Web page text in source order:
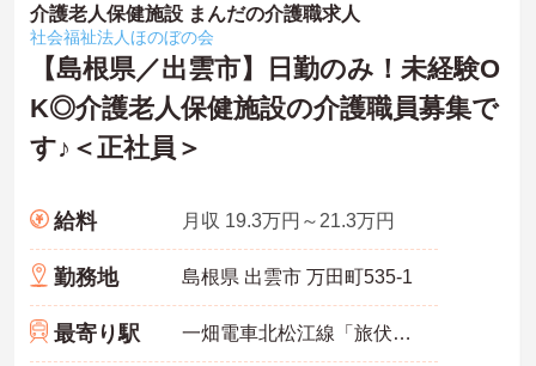
介護老人保健施設 まんだの介護職求人
社会福祉法人ほのぼの会
【島根県／出雲市】日勤のみ！未経験O
K◎介護老人保健施設の介護職員募集で
す♪＜正社員＞
給料 月収 19.3万円～21.3万円
勤務地 島根県 出雲市 万田町535-1
最寄り駅 一畑電車北松江線「旅伏駅」バス・車7分